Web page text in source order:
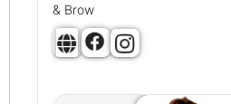
& Brow